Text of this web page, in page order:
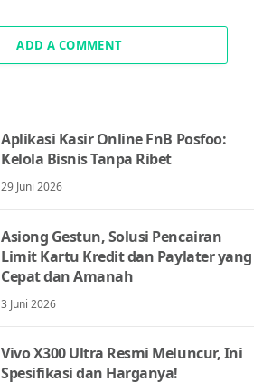
ADD A COMMENT
Aplikasi Kasir Online FnB Posfoo:
Kelola Bisnis Tanpa Ribet
29 Juni 2026
Asiong Gestun, Solusi Pencairan
Limit Kartu Kredit dan Paylater yang
Cepat dan Amanah
3 Juni 2026
Vivo X300 Ultra Resmi Meluncur, Ini
Spesifikasi dan Harganya!